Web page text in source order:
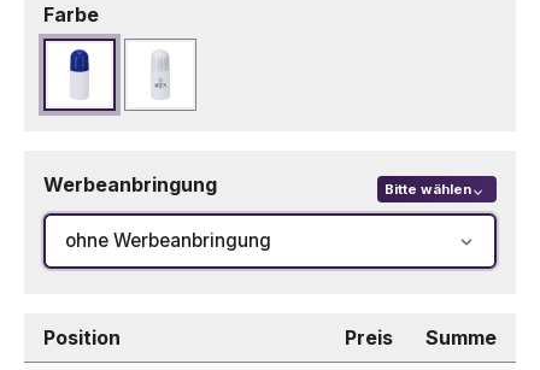
Farbeauswählen
Weiß
Werbeanbringung Bitte wählen
ohne Werbeanbringung
Position Preis Summe